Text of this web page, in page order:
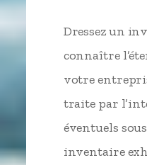
Dressez un
connaître
votre
traite par
éventuels
inventaire